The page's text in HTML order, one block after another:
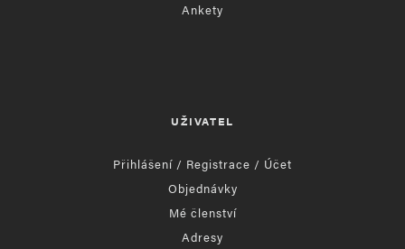
Ankety
UŽIVATEL
Přihlášení / Registrace / Účet
Objednávky
Mé členství
Adresy